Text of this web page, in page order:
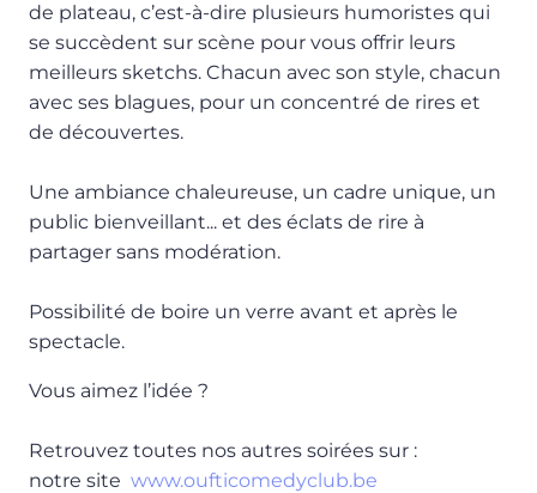
de plateau, c’est-à-dire plusieurs humoristes qui
se succèdent sur scène pour vous offrir leurs
meilleurs sketchs. Chacun avec son style, chacun
avec ses blagues, pour un concentré de rires et
de découvertes.
Une ambiance chaleureuse, un cadre unique, un
public bienveillant... et des éclats de rire à
partager sans modération.
Possibilité de boire un verre avant et après le
spectacle.
Vous aimez l’idée ?
Retrouvez toutes nos autres soirées sur :
notre site www.oufticomedyclub.be